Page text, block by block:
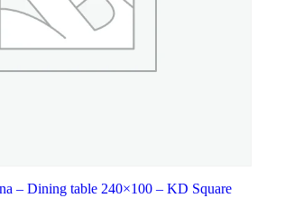
– Dining table 240×100 – KD Square